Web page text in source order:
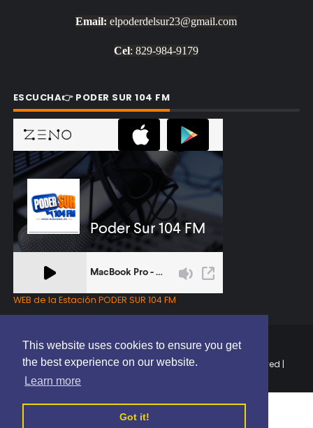
This website uses cookies to ensure you get
the best experience on our website.
Learn more
Got it!
Email: elpoderdelsur23@gmail.com
Cel: 829-984-9179
ESCUCHA👉 PODER SUR 104 FM
WEB de la Estación PODER SUR 104 FM
Copyright © 2025 | EL PODER DEL SUR RD | All Rights Reserved |